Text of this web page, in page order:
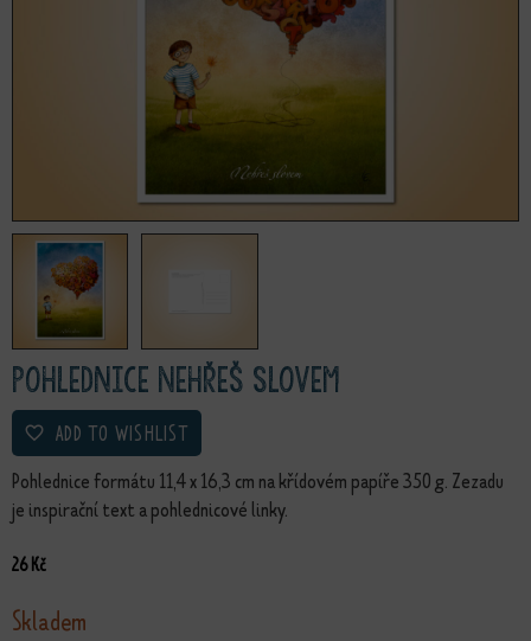
Pohlednice Nehřeš slovem
ADD TO WISHLIST
Pohlednice formátu 11,4 x 16,3 cm na křídovém papíře 350 g. Zezadu
je inspirační text a pohlednicové linky.
26Kč
Skladem